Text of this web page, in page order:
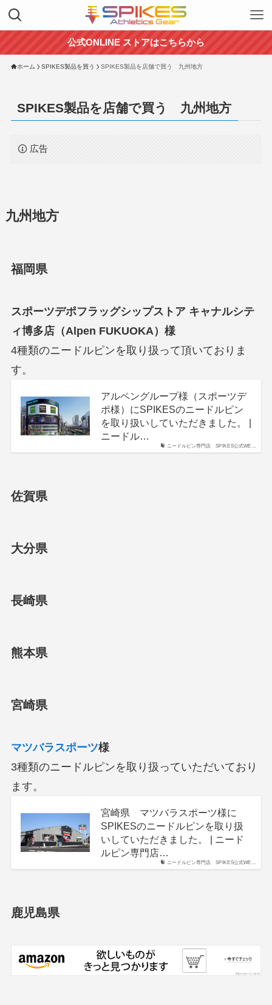
公式ONLINE ストアはこちらから
ホーム SPIKES製品を買う SPIKES製品を店舗で買う 九州地方
SPIKES製品を店舗で買う 九州地方
広告
九州地方
福岡県
スポーツデポフラッグシップストア キャナルシテ
ィ博多店（Alpen FUKUOKA） 様
4種類のニードルピンを取り扱って頂いておりま
す。
ニードルピン専門店 SPIKES公式WE…
アルペングループ様（スポーツデ
ポ様）にSPIKESのニードルピン
を取り扱いしていただきました。 |
ニードル…
佐賀県
大分県
長崎県
熊本県
宮崎県
マツバラスポーツ様
3種類のニードルピンを取り扱っていただいており
ます。
ニードルピン専門店 SPIKES公式WE…
宮崎県 マツバラスポーツ様に
SPIKESのニードルピンを取り扱
いしていただきました。 | ニード
ルピン専門店…
鹿児島県